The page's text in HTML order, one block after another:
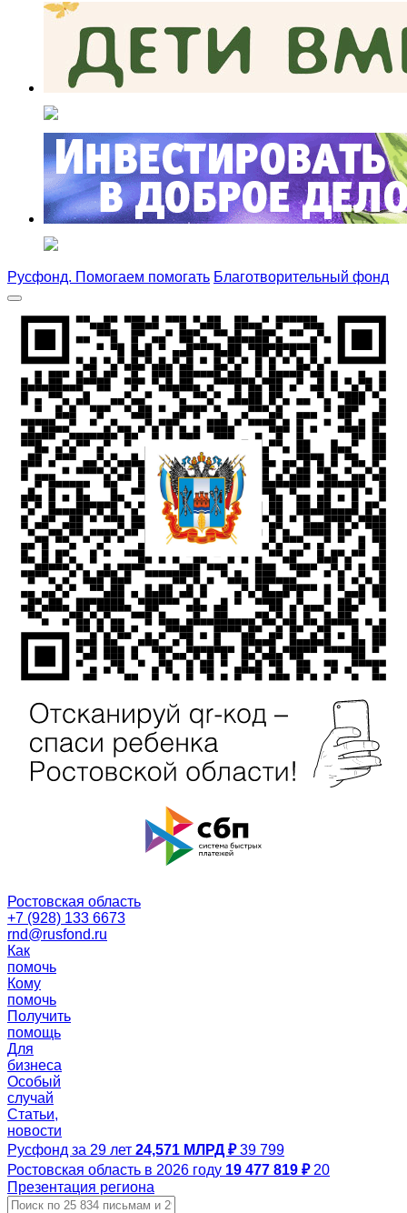
Русфонд. Помогаем помогать Благотворительный фонд
Ростовская область
+7 (928) 133 6673
rnd@rusfond.ru
Как
помочь
Кому
помочь
Получить
помощь
Для
бизнеса
Особый
случай
Статьи,
новости
Русфонд за 29 лет 24,571 МЛРД ₽ 39 799
Ростовская область в 2026 году 19 477 819 ₽ 20
Презентация региона